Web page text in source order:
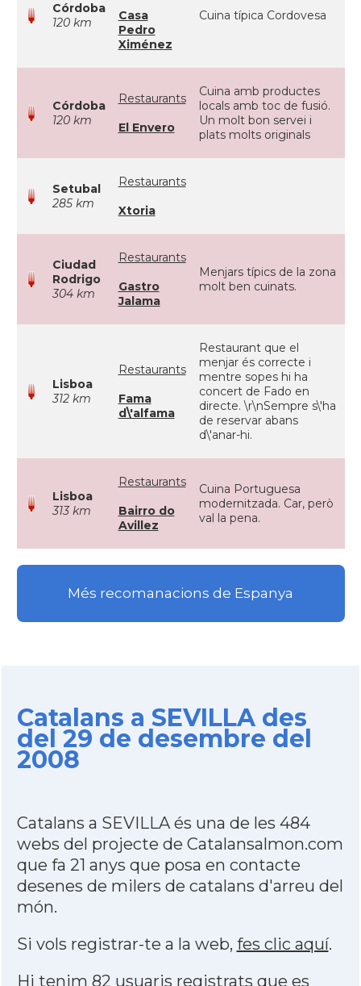
Córdoba
120 km
Casa
Pedro
Ximénez
Cuina típica Cordovesa
Córdoba
120 km
Restaurants
El Envero
Cuina amb productes
locals amb toc de fusió.
Un molt bon servei i
plats molts originals
Setubal
285 km
Restaurants
Xtoria
Ciudad
Rodrigo
304 km
Restaurants
Gastro
Jalama
Menjars típics de la zona
molt ben cuinats.
Lisboa
312 km
Restaurants
Fama
d\'alfama
Restaurant que el
menjar és correcte i
mentre sopes hi ha
concert de Fado en
directe. \r\nSempre s\'ha
de reservar abans
d\'anar-hi.
Lisboa
313 km
Restaurants
Bairro do
Avillez
Cuina Portuguesa
modernitzada. Car, però
val la pena.
Més recomanacions de Espanya
Catalans a SEVILLA des
del 29 de desembre del
2008
Catalans a SEVILLA és una de les 484
webs del projecte de Catalansalmon.com
que fa 21 anys que posa en contacte
desenes de milers de catalans d'arreu del
món.
Si vols registrar-te a la web, fes clic aquí.
Hi tenim 82 usuaris registrats que es